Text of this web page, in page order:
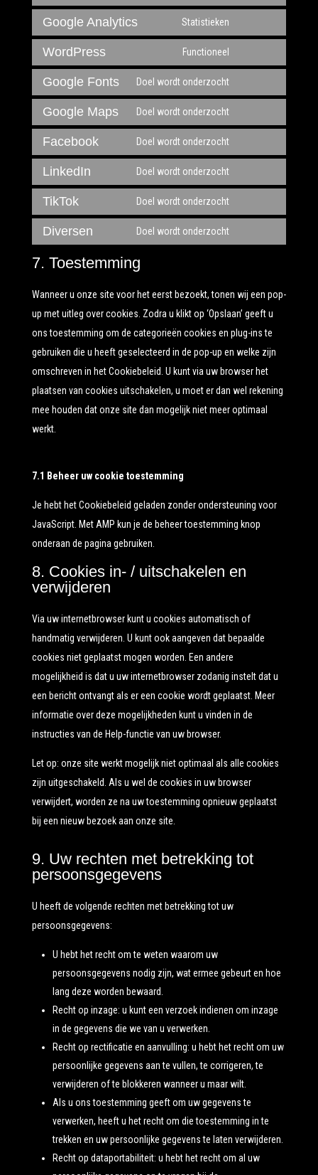
service
Google Analytics Statistieken
service
WordPress Functioneel
service
Google Fonts Doel wordt onderzocht
service
Google Maps Doel wordt onderzocht
service
Facebook Doel wordt onderzocht
service
LinkedIn Doel wordt onderzocht
service
TikTok Doel wordt onderzocht
service
Diversen Doel wordt onderzocht
diversen
7. Toestemming
Wanneer u onze site voor het eerst bezoekt, tonen wij een pop-
up met uitleg over cookies. Zodra u klikt op ‘Opslaan’ geeft u
ons toestemming om de categorieën cookies en plug-ins te
gebruiken die u heeft geselecteerd in de pop-up en welke zijn
omschreven in het Cookiebeleid. U kunt via uw browser het
plaatsen van cookies uitschakelen, u moet er dan wel rekening
mee houden dat onze site dan mogelijk niet meer optimaal
werkt.
7.1 Beheer uw cookie toestemming
Je hebt het Cookiebeleid geladen zonder ondersteuning voor
JavaScript. Met AMP kun je de beheer toestemming knop
onderaan de pagina gebruiken.
8. Cookies in- / uitschakelen en
verwijderen
Via uw internetbrowser kunt u cookies automatisch of
handmatig verwijderen. U kunt ook aangeven dat bepaalde
cookies niet geplaatst mogen worden. Een andere
mogelijkheid is dat u uw internetbrowser zodanig instelt dat u
een bericht ontvangt als er een cookie wordt geplaatst. Meer
informatie over deze mogelijkheden kunt u vinden in de
instructies van de Help-functie van uw browser.
Let op: onze site werkt mogelijk niet optimaal als alle cookies
zijn uitgeschakeld. Als u wel de cookies in uw browser
verwijdert, worden ze na uw toestemming opnieuw geplaatst
bij een nieuw bezoek aan onze site.
9. Uw rechten met betrekking tot
persoonsgegevens
U heeft de volgende rechten met betrekking tot uw
persoonsgegevens:
U hebt het recht om te weten waarom uw
persoonsgegevens nodig zijn, wat ermee gebeurt en hoe
lang deze worden bewaard.
Recht op inzage: u kunt een verzoek indienen om inzage
in de gegevens die we van u verwerken.
Recht op rectificatie en aanvulling: u hebt het recht om uw
persoonlijke gegevens aan te vullen, te corrigeren, te
verwijderen of te blokkeren wanneer u maar wilt.
Als u ons toestemming geeft om uw gegevens te
verwerken, heeft u het recht om die toestemming in te
trekken en uw persoonlijke gegevens te laten verwijderen.
Recht op dataportabiliteit: u hebt het recht om al uw